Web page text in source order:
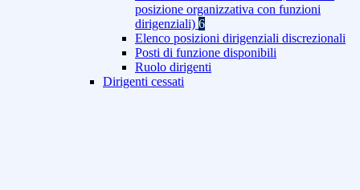
posizione organizzativa con funzioni
dirigenziali) 6
Elenco posizioni dirigenziali discrezionali
Posti di funzione disponibili
Ruolo dirigenti
Dirigenti cessati